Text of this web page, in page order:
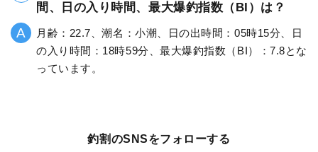
間、日の入り時間、最大爆釣指数（BI）は？
月齢：22.7、潮名：小潮、日の出時間：05時15分、日
の入り時間：18時59分、最大爆釣指数（BI）：7.8とな
っています。
釣割のSNSをフォローする